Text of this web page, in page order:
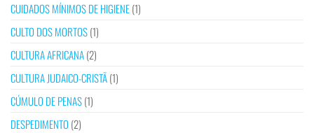
CUIDADOS MÍNIMOS DE HIGIENE(1)
CULTO DOS MORTOS(1)
CULTURA AFRICANA(2)
CULTURA JUDAICO-CRISTÃ(1)
CÚMULO DE PENAS(1)
DESPEDIMENTO (2)